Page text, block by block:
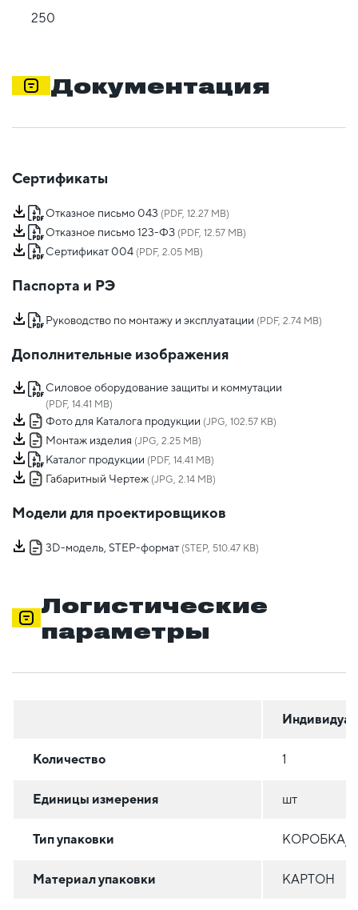
250
Документация
Сертификаты
Отказное письмо 043 (PDF, 12.27 MB)
Отказное письмо 123-ФЗ (PDF, 12.57 MB)
Сертификат 004 (PDF, 2.05 MB)
Паспорта и РЭ
Руководство по монтажу и эксплуатации (PDF, 2.74 MB)
Дополнительные изображения
Силовое оборудование защиты и коммутации
(PDF, 14.41 MB)
Фото для Каталога продукции (JPG, 102.57 KB)
Монтаж изделия (JPG, 2.25 MB)
Каталог продукции (PDF, 14.41 MB)
Габаритный Чертеж (JPG, 2.14 MB)
Модели для проектировщиков
3D-модель, STEP-формат (STEP, 510.47 KB)
Логистические
параметры
Количество 1
Единицы измерения шт
Тип упаковки КОРОБКА/
Материал упаковки КАРТОН